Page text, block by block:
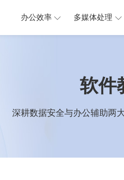
办公效率 多媒体处理
软件
深耕数据安全与办公辅助两